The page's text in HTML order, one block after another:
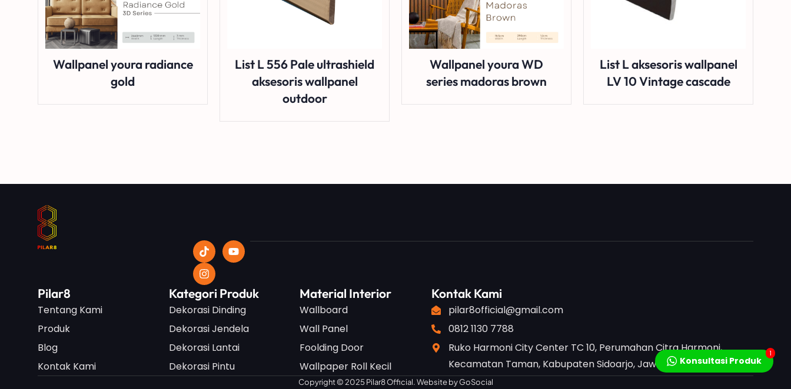
Wallpanel youra radiance
gold
List L 556 Pale ultrashield
aksesoris wallpanel
outdoor
Wallpanel youra WD
series madoras brown
List L aksesoris wallpanel
LV 10 Vintage cascade
Pilar8
Tentang Kami
Produk
Blog
Kontak Kami
Kategori Produk
Dekorasi Dinding
Dekorasi Jendela
Dekorasi Lantai
Dekorasi Pintu
Material Interior
Wallboard
Wall Panel
Foolding Door
Wallpaper Roll Kecil
Kontak Kami
pilar8official@gmail.com
0812 1130 7788
Ruko Harmoni City Center TC 10, Perumahan Citra Harmoni,
Kecamatan Taman, Kabupaten Sidoarjo, Jawa Timur
Copyright © 2025 Pilar8 Official. Website byGoSocial
Konsultasi Produk
1